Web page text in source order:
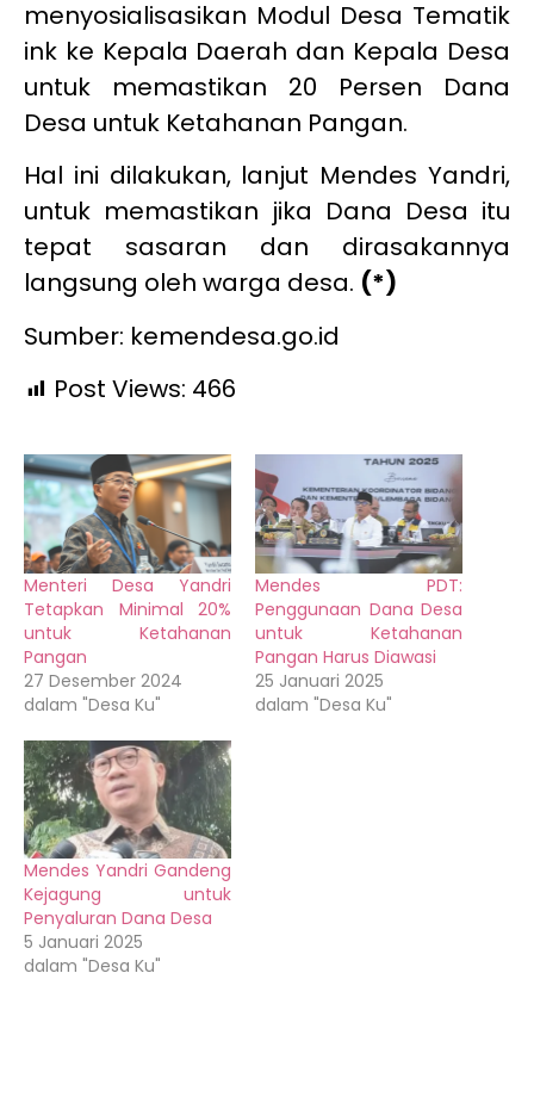
menyosialisasikan Modul Desa Tematik
ink ke Kepala Daerah dan Kepala Desa
untuk memastikan 20 Persen Dana
Desa untuk Ketahanan Pangan.
Hal ini dilakukan, lanjut Mendes Yandri,
untuk memastikan jika Dana Desa itu
tepat sasaran dan dirasakannya
langsung oleh warga desa. (*)
Sumber: kemendesa.go.id
Post Views: 466
Menteri Desa Yandri
Tetapkan Minimal 20%
untuk Ketahanan
Pangan
27 Desember 2024
dalam "Desa Ku"
Mendes PDT:
Penggunaan Dana Desa
untuk Ketahanan
Pangan Harus Diawasi
25 Januari 2025
dalam "Desa Ku"
Mendes Yandri Gandeng
Kejagung untuk
Penyaluran Dana Desa
5 Januari 2025
dalam "Desa Ku"